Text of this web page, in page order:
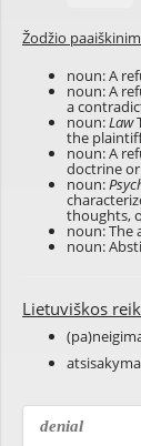
Žodžio
noun: A
noun: A
a
noun:Law
the
noun: A
doctrine
noun:
thoughts,
noun: The
noun:
Lietuviškos
denial